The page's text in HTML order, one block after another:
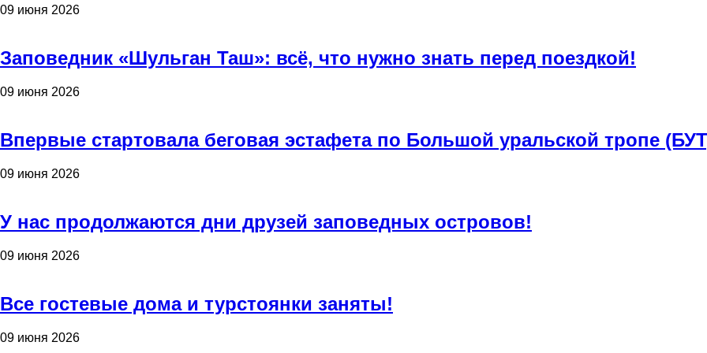
09 июня 2026
Заповедник «Шульган Таш»: всё, что нужно знать перед поездкой!
09 июня 2026
Впервые стартовала беговая эстафета по Большой уральской тропе
09 июня 2026
У нас продолжаются дни друзей заповедных островов!
09 июня 2026
Все гостевые дома и турстоянки заняты!
09 июня 2026